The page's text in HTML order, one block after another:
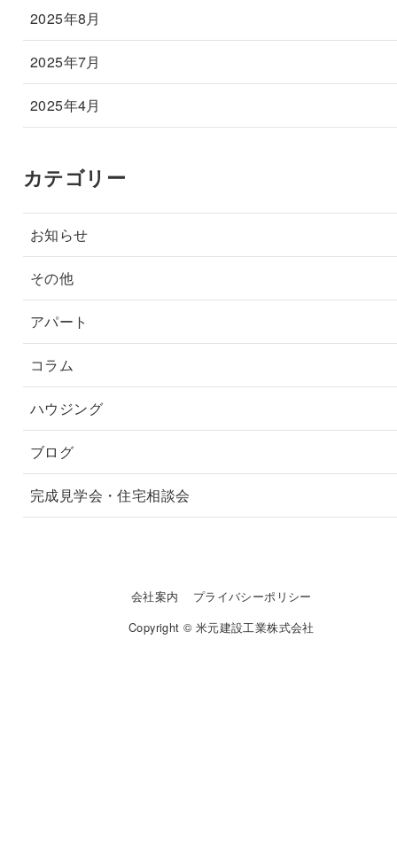
2025年8月
2025年7月
2025年4月
カテゴリー
お知らせ
その他
アパート
コラム
ハウジング
ブログ
完成見学会・住宅相談会
会社案内
プライバシーポリシー
Copyright © 米元建設工業株式会社